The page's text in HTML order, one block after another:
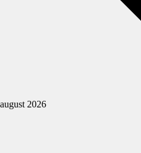
august 2026